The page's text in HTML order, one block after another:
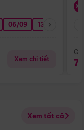
06/09 13/09
Xem chi tiết
Xem tất cả
Điểm nổi bật